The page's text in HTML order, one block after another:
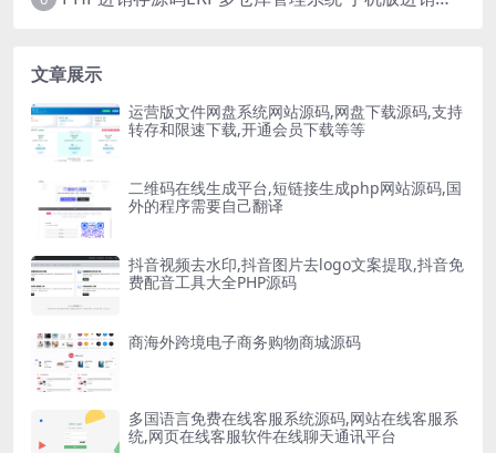
文章展示
运营版文件网盘系统网站源码,网盘下载源码,支持
转存和限速下载,开通会员下载等等
二维码在线生成平台,短链接生成php网站源码,国
外的程序需要自己翻译
抖音视频去水印,抖音图片去logo文案提取,抖音免
费配音工具大全PHP源码
商海外跨境电子商务购物商城源码
多国语言免费在线客服系统源码,网站在线客服系
统,网页在线客服软件在线聊天通讯平台